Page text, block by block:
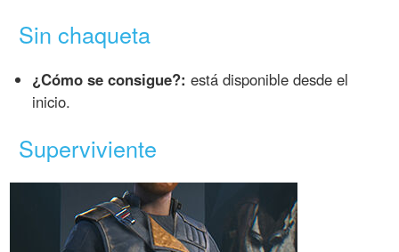
Sin chaqueta
¿Cómo se consigue?: está disponible desde el
inicio.
Superviviente